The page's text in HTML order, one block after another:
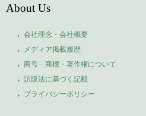
About Us
会社理念・会社概要
メディア掲載履歴
商号・商標・著作権について
訪販法に基づく記載
プライバシーポリシー